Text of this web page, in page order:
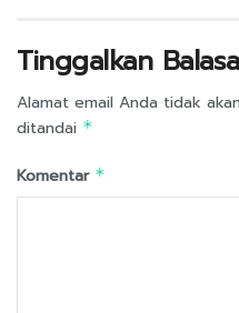
Tinggalkan
Alamat email Anda tidak
ditandai *
Komentar *